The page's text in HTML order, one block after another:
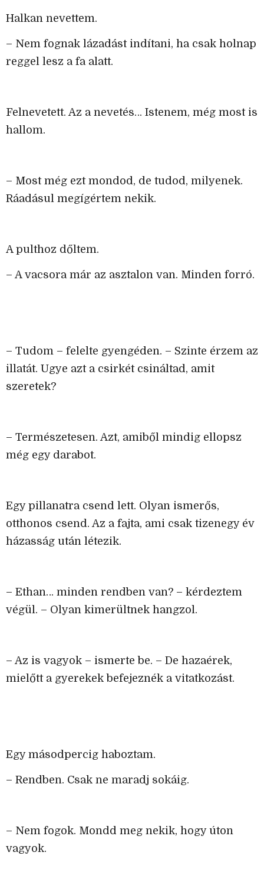
Halkan nevettem.
– Nem fognak lázadást indítani, ha csak holnap
reggel lesz a fa alatt.
Felnevetett. Az a nevetés… Istenem, még most is
hallom.
– Most még ezt mondod, de tudod, milyenek.
Ráadásul megígértem nekik.
A pulthoz dőltem.
– A vacsora már az asztalon van. Minden forró.
– Tudom – felelte gyengéden. – Szinte érzem az
illatát. Ugye azt a csirkét csináltad, amit
szeretek?
– Természetesen. Azt, amiből mindig ellopsz
még egy darabot.
Egy pillanatra csend lett. Olyan ismerős,
otthonos csend. Az a fajta, ami csak tizenegy év
házasság után létezik.
– Ethan… minden rendben van? – kérdeztem
végül. – Olyan kimerültnek hangzol.
– Az is vagyok – ismerte be. – De hazaérek,
mielőtt a gyerekek befejeznék a vitatkozást.
Egy másodpercig haboztam.
– Rendben. Csak ne maradj sokáig.
– Nem fogok. Mondd meg nekik, hogy úton
vagyok.